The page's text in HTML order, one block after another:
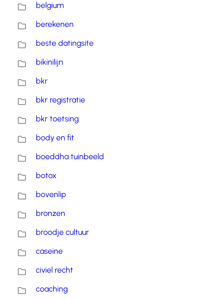
belgium
berekenen
beste datingsite
bikinilijn
bkr
bkr registratie
bkr toetsing
body en fit
boeddha tuinbeeld
botox
bovenlip
bronzen
broodje cultuur
caseine
civiel recht
coaching